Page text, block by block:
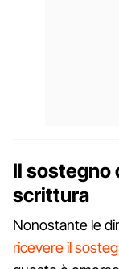
Il sostegno
scrittura
Nonostante le
ricevere il